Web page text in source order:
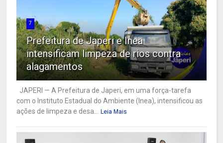
7
Prefeitura de Japeri e Inea
intensificam limpeza de rios contra
alagamentos
JAPERI — A Prefeitura de Japeri, em uma força-tarefa
com o Instituto Estadual do Ambiente (Inea), intensificou as
ações de limpeza e desa...
Leia Mais